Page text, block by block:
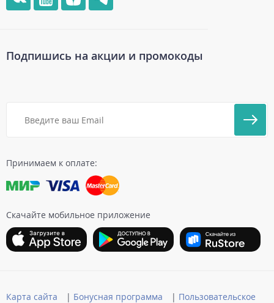
Принимаем к оплате:
Скачайте мобильное приложение
Подпишись на акции и промокоды
Карта сайта | Бонусная программа | Пользовательское